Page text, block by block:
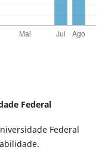
Federal
Federal